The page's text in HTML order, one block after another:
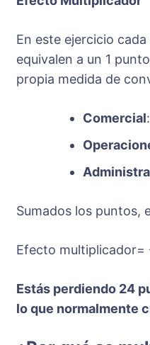
En este ejercicio
equivalen a un 1
propia medida de
Comercial
Sumados los puntos,
Efecto
Estás perdiendo 24
lo que normalmente